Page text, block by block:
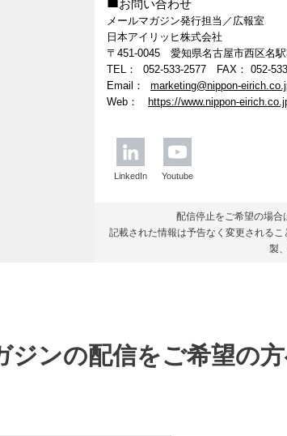
お問い合わせ
メールマガジン発行担当／広報室
日本アイリッヒ株式会社
〒451-0045 愛知県名古屋市西区名
TEL： 052-533-2577 FAX ： 052-
Email：
marketing@nippon-
Web：
https://www.nippon-
LinkedIn Youtube
配信停止をご希望の場合
記載された情報は予告なく変更される
製
ジンの配信をご希望の